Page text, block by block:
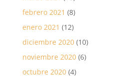
febrero 2021 (8)
enero 2021 (12)
diciembre 2020(10)
noviembre 2020(6)
octubre 2020(4)